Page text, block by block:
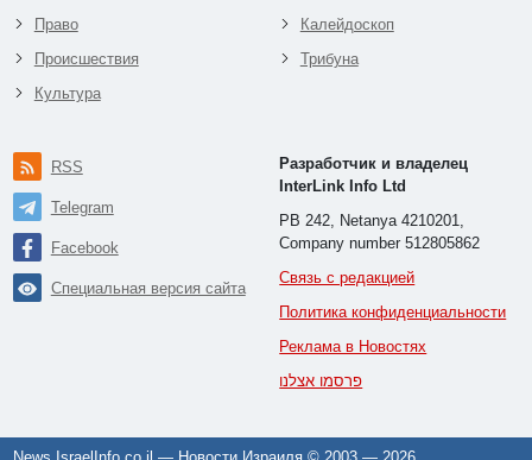
Право
Происшествия
Культура
Калейдоскоп
Трибуна
RSS
Telegram
Facebook
Специальная версия сайта
Разработчик и владелец
InterLink Info Ltd
PB 242, Netanya 4210201,
Company number 512805862
Связь с редакцией
Политика конфиденциальности
Реклама в Новостях
פרסמו אצלנו